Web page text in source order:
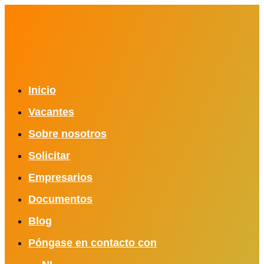
Inicio
Vacantes
Sobre nosotros
Solicitar
Empresarios
Documentos
Blog
Póngase en contacto con